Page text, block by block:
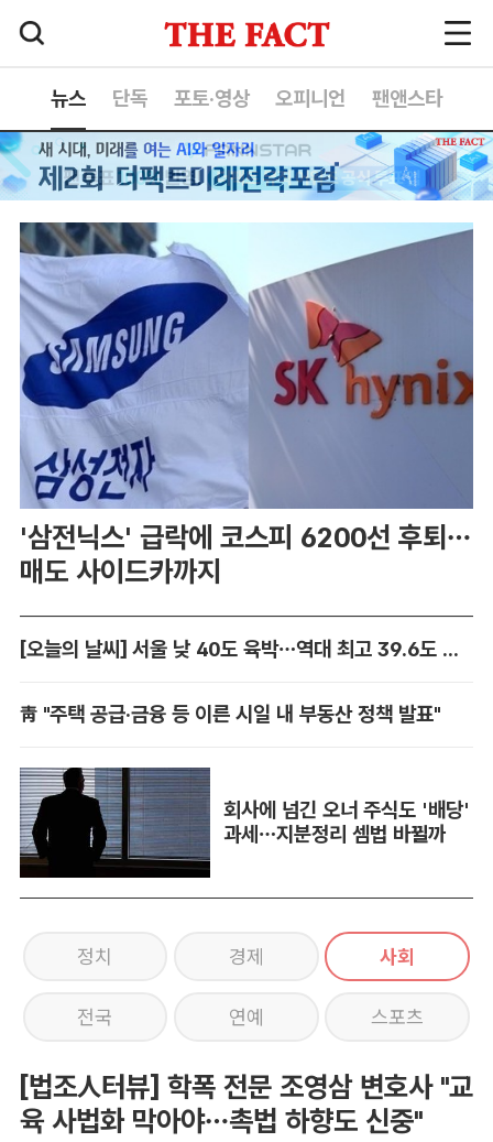
뉴스 단독 포토·영상 오피니언 팬앤스타
'삼전닉스' 급락에 코스피 6200선 후퇴…
매도 사이드카까지
[오늘의 날씨] 서울 낮 40도 육박…역대 최고 39.6도 위협
靑 "주택 공급·금융 등 이른 시일 내 부동산 정책 발표"
회사에 넘긴 오너 주식도 '배당'
과세…지분정리 셈법 바뀔까
정치 경제 사회
전국 연예 스포츠
[법조人터뷰] 학폭 전문 조영삼 변호사 "교
육 사법화 막아야…촉법 하향도 신중"